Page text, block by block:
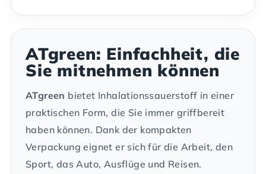
ATgreen: Einfachheit, die
Sie mitnehmen können
ATgreen bietet Inhalationssauerstoff in einer
praktischen Form, die Sie immer griffbereit
haben können. Dank der kompakten
Verpackung eignet er sich für die Arbeit, den
Sport, das Auto, Ausflüge und Reisen.